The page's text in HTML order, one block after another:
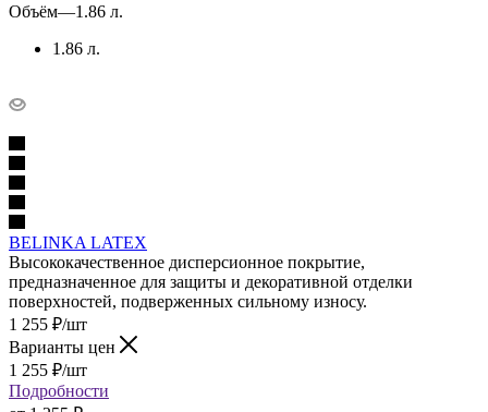
Объём—1.86 л.
1.86 л.
BELINKA LATEX
Высококачественное дисперсионное покрытие,
предназначенное для защиты и декоративной отделки
поверхностей, подверженных сильному износу.
1 255 ₽/шт
Варианты цен
1 255 ₽/шт
Подробности